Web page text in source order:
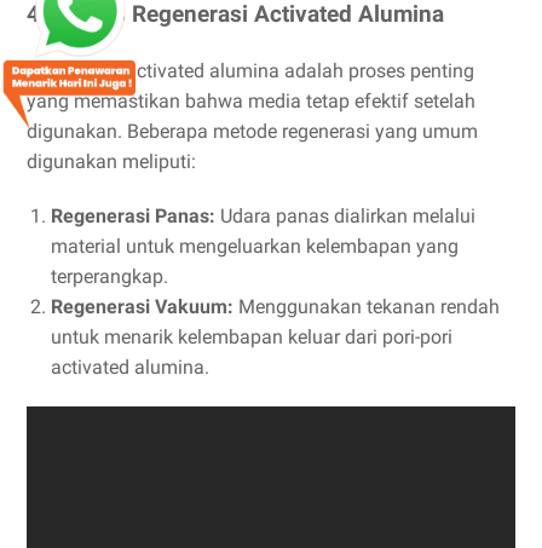
4. Proses Regenerasi Activated Alumina
Regenerasi activated alumina adalah proses penting
yang memastikan bahwa media tetap efektif setelah
digunakan. Beberapa metode regenerasi yang umum
digunakan meliputi:
Regenerasi Panas: Udara panas dialirkan melalui
material untuk mengeluarkan kelembapan yang
terperangkap.
Regenerasi Vakuum: Menggunakan tekanan rendah
untuk menarik kelembapan keluar dari pori-pori
activated alumina.